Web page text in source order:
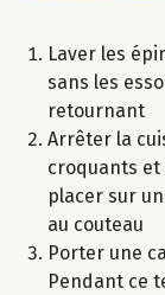
Laver les
sans les
retournant
Arrêter la
croquants et
placer sur
au couteau
Porter une
Pendant ce